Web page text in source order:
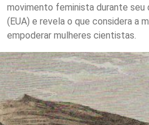
movimento feminista durante seu
(EUA) e revela o que considera a
empoderar mulheres cientistas.